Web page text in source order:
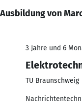
Ausbildung von
3 Jahre und 6
TU Braunschweig